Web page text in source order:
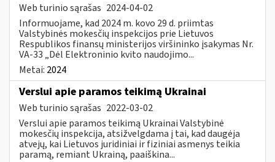
Web turinio sąrašas 2024-04-02
Informuojame, kad 2024 m. kovo 29 d. priimtas
Valstybinės mokesčių inspekcijos prie Lietuvos
Respublikos finansų ministerijos viršininko įsakymas Nr.
VA-33 „Dėl Elektroninio kvito naudojimo...
Metai: 2024
Verslui apie paramos teikimą Ukrainai
Web turinio sąrašas 2022-03-02
Verslui apie paramos teikimą Ukrainai Valstybinė
mokesčių inspekcija, atsižvelgdama į tai, kad daugėja
atvejų, kai Lietuvos juridiniai ir fiziniai asmenys teikia
paramą, remiant Ukrainą, paaiškina...